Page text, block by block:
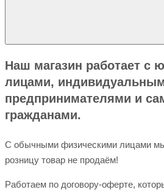
Наш магазин работает с
лицами,
предпринимателями и
гражданами.
С обычными физическими лицами
розницу товар не продаём!
Работаем по договору-оферте,